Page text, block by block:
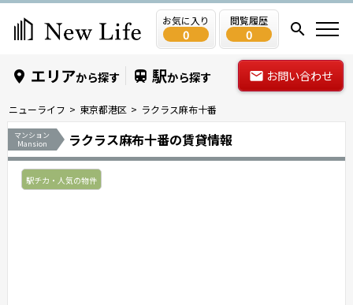
お気に入り
0
閲覧履歴
0
エリアから探す 駅から探す お問い合わせ
ニューライフ 東京都港区 ラクラス麻布十番
マンション
Mansion
ラクラス麻布十番の賃貸情報
駅チカ・人気の物件